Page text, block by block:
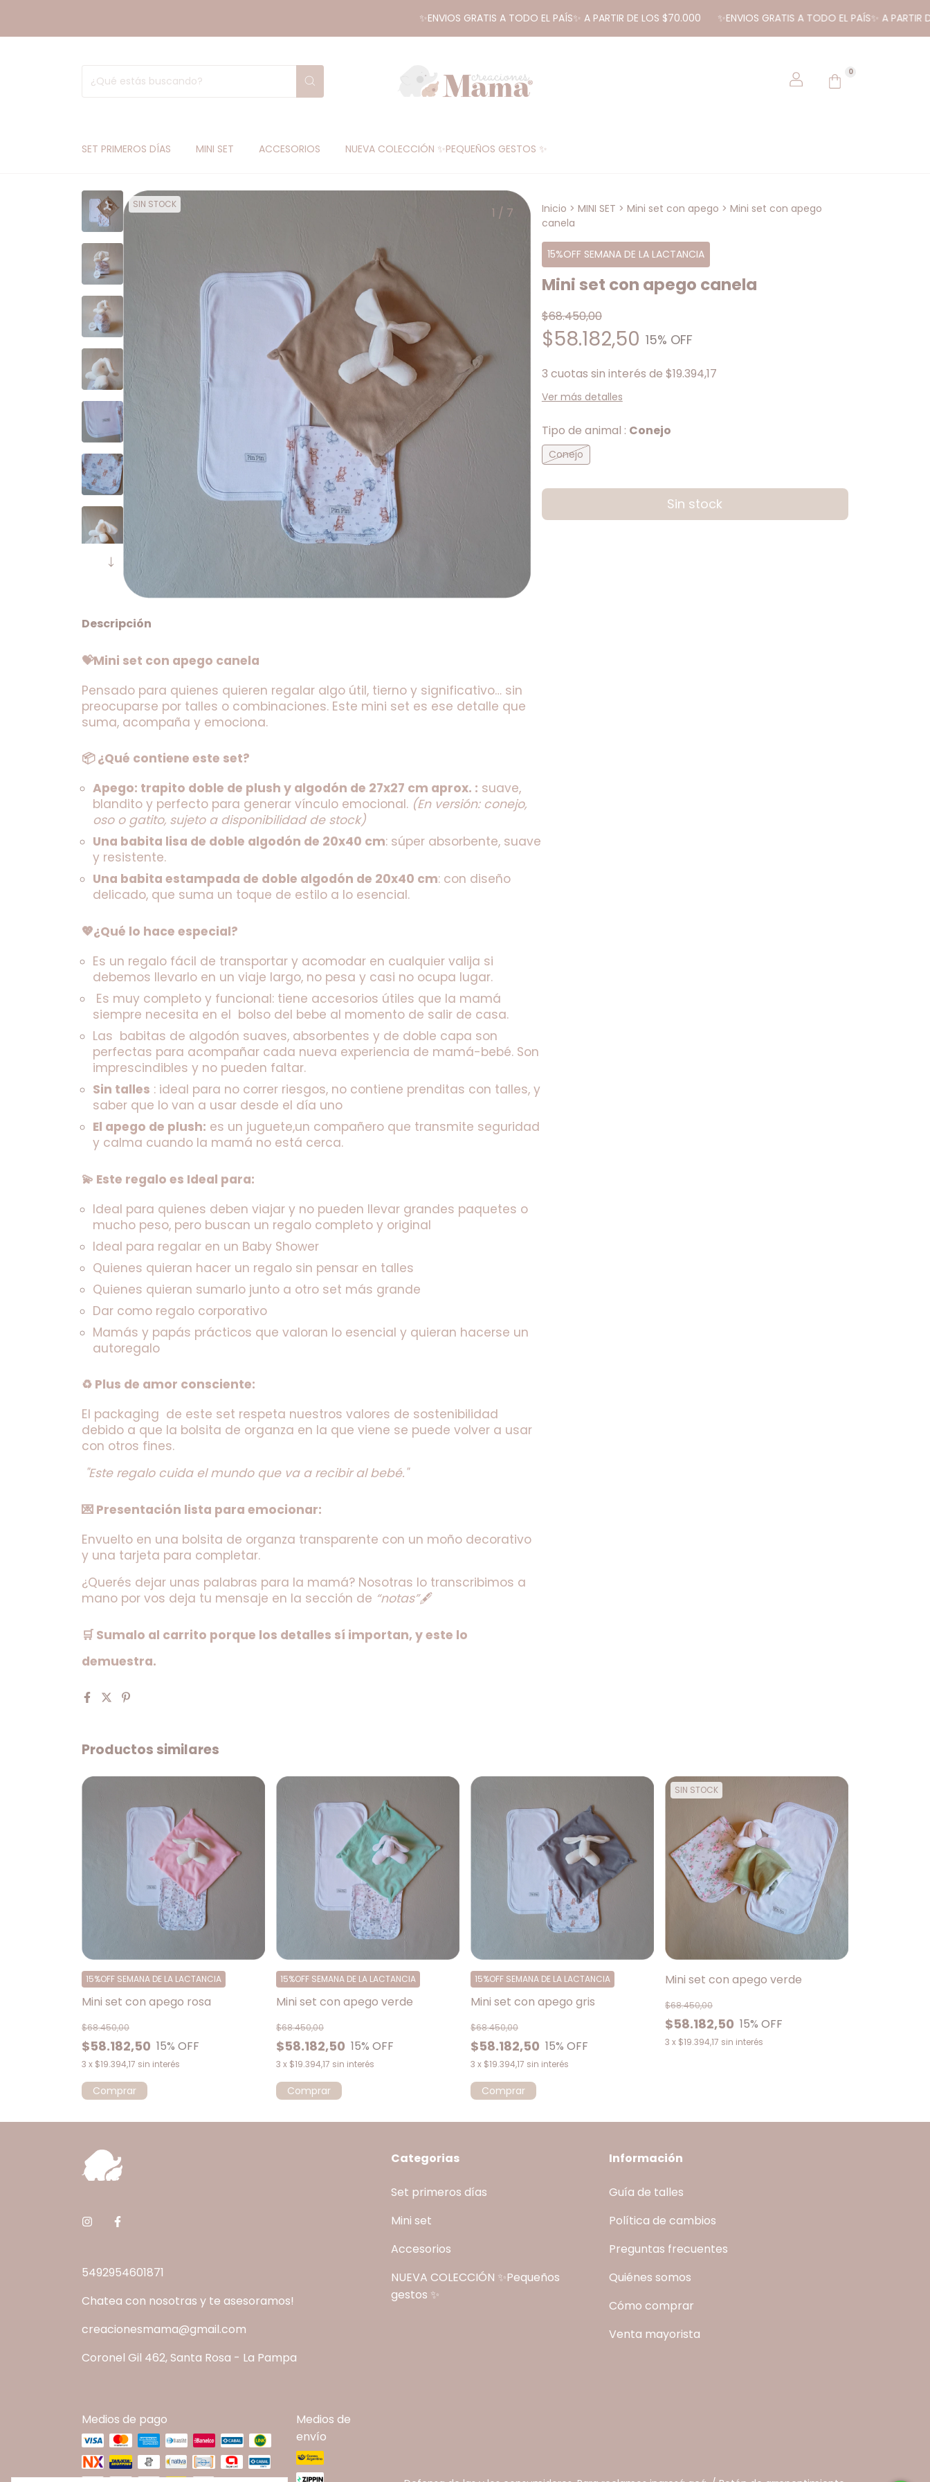
✨ENVIOS GRATIS A TODO EL PAÍS✨ A PARTIR DE LOS $70.000 ✨ENVIOS GRATIS A TODO EL PAÍS✨ A PARTIR DE LOS
0
SET PRIMEROS DÍAS MINI SET ACCESORIOS NUEVA COLECCIÓN ✨PEQUEÑOS GESTOS ✨
SIN STOCK
1 / 7 Inicio > MINI SET > Mini set con apego > Mini set con apego
canela
15%OFF SEMANA DE LA LACTANCIA
Mini set con apego canela
$68.450,00
$58.182,50 15% OFF
3 cuotas sin interés de $19.394,17
Ver más detalles
Tipo de animal : Conejo
Conejo
Descripción
💝Mini set con apego canela
Pensado para quienes quieren regalar algo útil, tierno y significativo… sin
preocuparse por talles o combinaciones. Este mini set es ese detalle que
suma, acompaña y emociona.
📦 ¿Qué contiene este set?
Apego: trapito doble de plush y algodón de 27x27 cm aprox. : suave,
blandito y perfecto para generar vínculo emocional. (En versión: conejo,
oso o gatito, sujeto a disponibilidad de stock)
Una babita lisa de doble algodón de 20x40 cm: súper absorbente, suave
y resistente.
Una babita estampada de doble algodón de 20x40 cm: con diseño
delicado, que suma un toque de estilo a lo esencial.
💖¿Qué lo hace especial?
Es un regalo fácil de transportar y acomodar en cualquier valija si
debemos llevarlo en un viaje largo, no pesa y casi no ocupa lugar.
Es muy completo y funcional: tiene accesorios útiles que la mamá
siempre necesita en el  bolso del bebe al momento de salir de casa.
Las  babitas de algodón suaves, absorbentes y de doble capa son
perfectas para acompañar cada nueva experiencia de mamá-bebé. Son
imprescindibles y no pueden faltar.
Sin talles : ideal para no correr riesgos, no contiene prenditas con talles, y
saber que lo van a usar desde el día uno
El apego de plush: es un juguete,un compañero que transmite seguridad
y calma cuando la mamá no está cerca.
💫 Este regalo es Ideal para:
Ideal para quienes deben viajar y no pueden llevar grandes paquetes o
mucho peso, pero buscan un regalo completo y original
Ideal para regalar en un Baby Shower
Quienes quieran hacer un regalo sin pensar en talles
Quienes quieran sumarlo junto a otro set más grande
Dar como regalo corporativo
Mamás y papás prácticos que valoran lo esencial y quieran hacerse un
autoregalo
♻️ Plus de amor consciente:
El packaging  de este set respeta nuestros valores de sostenibilidad
debido a que la bolsita de organza en la que viene se puede volver a usar
con otros fines.
"Este regalo cuida el mundo que va a recibir al bebé."
💌 Presentación lista para emocionar:
Envuelto en una bolsita de organza transparente con un moño decorativo
y una tarjeta para completar.
¿Querés dejar unas palabras para la mamá? Nosotras lo transcribimos a
mano por vos deja tu mensaje en la sección de “notas”🖋️
🛒 Sumalo al carrito porque los detalles sí importan, y este lo
demuestra.
Productos similares
Mini set con apego rosa
$58.182,50
$68.450,00
15% OFF
3 x $19.394,17 sin interés
15%OFF SEMANA DE LA LACTANCIA
Comprar
Mini set con apego verde
$58.182,50
$68.450,00
15% OFF
3 x $19.394,17 sin interés
15%OFF SEMANA DE LA LACTANCIA
Comprar
Mini set con apego gris
$58.182,50
$68.450,00
15% OFF
3 x $19.394,17 sin interés
15%OFF SEMANA DE LA LACTANCIA
Comprar
SIN STOCK
Mini set con apego verde
$58.182,50
$68.450,00
15% OFF
3 x $19.394,17 sin interés
5492954601871
Chatea con nosotras y te asesoramos!
creacionesmama@gmail.com
Coronel Gil 462, Santa Rosa - La Pampa
Categorias
Set primeros días
Mini set
Accesorios
NUEVA COLECCIÓN ✨Pequeños
gestos ✨
Información
Guía de talles
Política de cambios
Preguntas frecuentes
Quiénes somos
Cómo comprar
Venta mayorista
Medios de pago
Medios de
envío